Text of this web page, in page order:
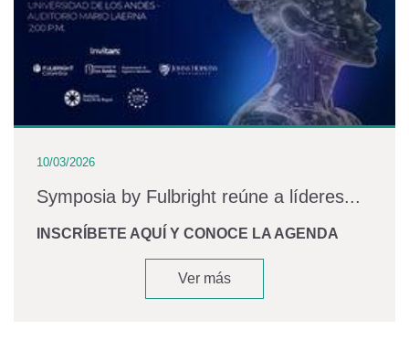
10/03/2026
Symposia by Fulbright reúne a líderes...
INSCRÍBETE AQUÍ Y CONOCE LA AGENDA
Ver más